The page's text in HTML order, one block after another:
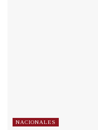
NACIONALES